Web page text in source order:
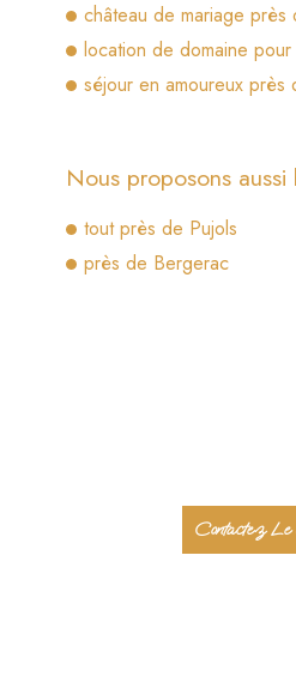
château de mariage près
location de domaine
séjour en amoureux près
Nous proposons aussi
tout près de Pujols
près de Bergerac
Contactez Le